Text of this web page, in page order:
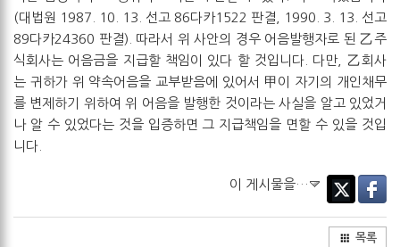
(대법원 1987. 10. 13. 선고 86다카1522 판결, 1990. 3. 13. 선고
89다카24360 판결). 따라서 위 사안의 경우 어음발행자로 된 乙주
식회사는 어음금을 지급할 책임이 있다 할 것입니다. 다만, 乙회사
는 귀하가 위 약속어음을 교부받음에 있어서 甲이 자기의 개인채무
를 변제하기 위하여 위 어음을 발행한 것이라는 사실을 알고 있었거
나 알 수 있었다는 것을 입증하면 그 지급책임을 면할 수 있을 것입
니다.
이 게시물을…
Twitter
목록